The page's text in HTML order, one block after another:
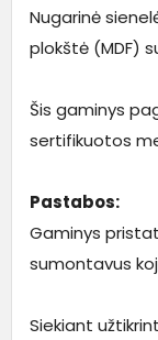
Nugarinė
plokštė (MDF)
Šis gaminys
sertifikuotos
Pastabos:
Gaminys
sumontavus
Siekiant